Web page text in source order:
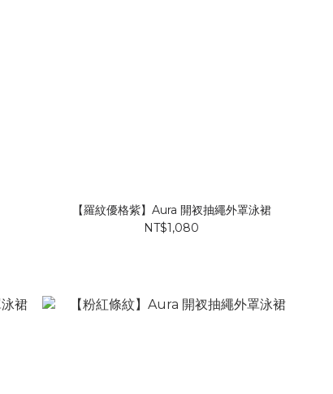
【羅紋優格紫】Aura 開衩抽繩外罩泳裙
NT$1,080